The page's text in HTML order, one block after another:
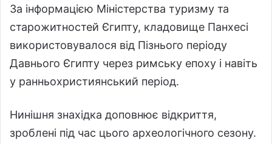
За інформацією Міністерства туризму та
старожитностей Єгипту, кладовище Панхесі
використовувалося від Пізнього періоду
Давнього Єгипту через римську епоху і навіть
у ранньохристиянський період.
Нинішня знахідка доповнює відкриття,
зроблені під час цього археологічного сезону.